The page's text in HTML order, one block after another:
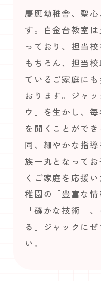
慶應幼稚舎、聖
す。白金台教室
っており、担当
もちろん、担当
ているご家庭に
おります。ジャ
ウ」を生かし、
を聞くことがで
同、細やかな指
族一丸となって
くご家庭を応援
稚園の「豊富な
「確かな技術」
る」ジャックに
い。